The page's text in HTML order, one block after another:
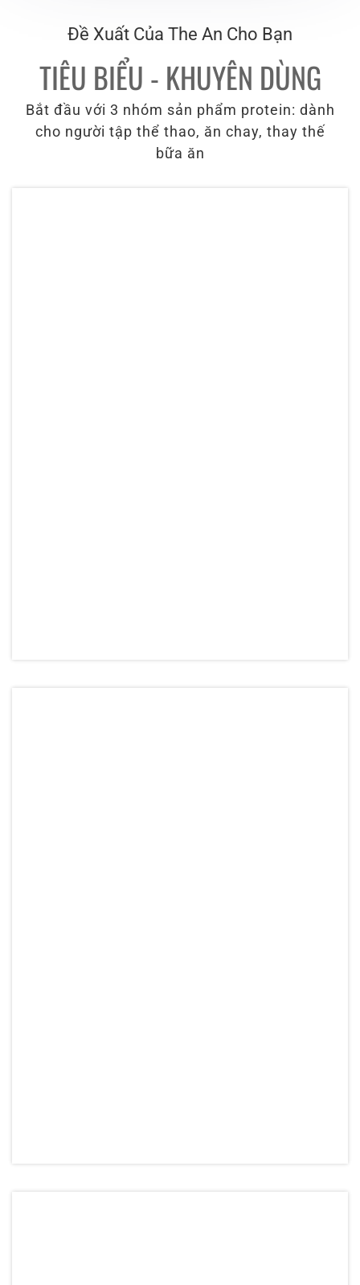
đang mang thai & cho con bú, trẻ em từ 12
tháng)
Đề Xuất Của The An Cho Bạn
TIÊU BIỂU - KHUYÊN DÙNG
Bắt đầu với 3 nhóm sản phẩm protein: dành
cho người tập thể thao, ăn chay, thay thế
bữa ăn